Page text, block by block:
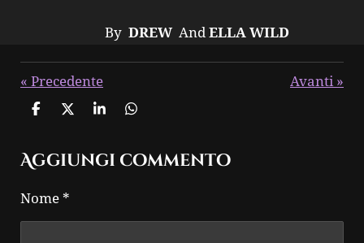
By DREW And ELLA WILD
« Precedente Avanti»
C
d
i
i
d
C
d
d
C
d
d
C
d
d
Aggiungi commento
Nome *